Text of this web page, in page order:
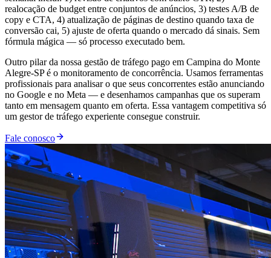
realocação de budget entre conjuntos de anúncios, 3) testes A/B de
copy e CTA, 4) atualização de páginas de destino quando taxa de
conversão cai, 5) ajuste de oferta quando o mercado dá sinais. Sem
fórmula mágica — só processo executado bem.
Outro pilar da nossa gestão de tráfego pago em Campina do Monte
Alegre-SP é o monitoramento de concorrência. Usamos ferramentas
profissionais para analisar o que seus concorrentes estão anunciando
no Google e no Meta — e desenhamos campanhas que os superam
tanto em mensagem quanto em oferta. Essa vantagem competitiva só
um gestor de tráfego experiente consegue construir.
Fale conosco